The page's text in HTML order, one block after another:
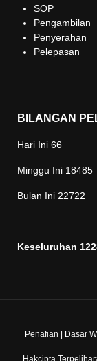
SOP
Pengambilan
Penyerahan
Pelepasan
BILANGAN
Hari Ini 66
Minggu Ini 18485
Bulan Ini 22722
Keseluruhan
Penafian Dasar
Hakcipta